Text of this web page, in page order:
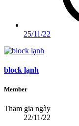
25/11/22
block lạnh
Member
Tham gia ngày
22/11/22